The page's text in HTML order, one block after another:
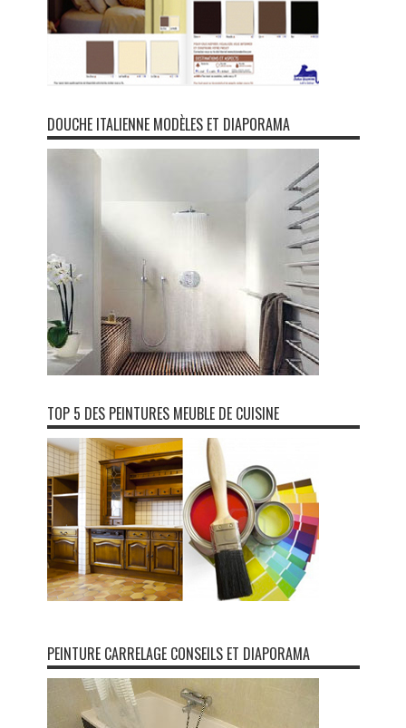
DOUCHE ITALIENNE MODÈLES ET DIAPORAMA
TOP 5 DES PEINTURES MEUBLE DE CUISINE
PEINTURE CARRELAGE CONSEILS ET DIAPORAMA